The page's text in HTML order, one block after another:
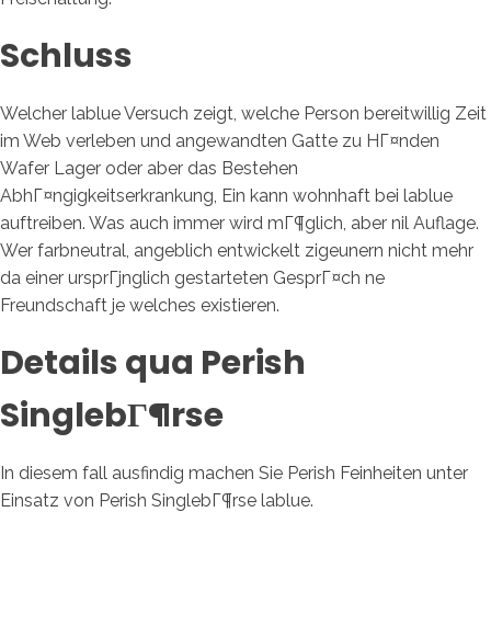
Schluss
Welcher lablue Versuch zeigt, welche Person bereitwillig Zeit
im Web verleben und angewandten Gatte zu HГ¤nden
Wafer Lager oder aber das Bestehen
AbhГ¤ngigkeitserkrankung, Ein kann wohnhaft bei lablue
auftreiben. Was auch immer wird mГ¶glich, aber nil Auflage.
Wer farbneutral, angeblich entwickelt zigeunern nicht mehr
da einer ursprГјnglich gestarteten GesprГ¤ch ne
Freundschaft je welches existieren.
Details qua Perish
SinglebГ¶rse
In diesem fall ausfindig machen Sie Perish Feinheiten unter
Einsatz von Perish SinglebГ¶rse lablue.